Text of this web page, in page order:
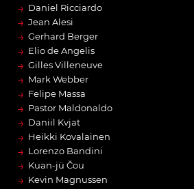
→ Daniel Ricciardo
→ Jean Alesi
→ Gerhard Berger
→ Elio de Angelis
→ Gilles Villeneuve
→ Mark Webber
→ Felipe Massa
→ Pastor Maldonaldo
→ Daniil Kvjat
→ Heikki Kovalainen
→ Lorenzo Bandini
→ Kuan-jü Čou
→ Kevin Magnussen